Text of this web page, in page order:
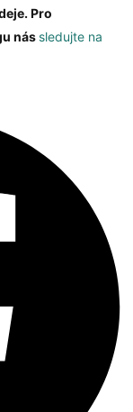
Pro
nás sledujte na